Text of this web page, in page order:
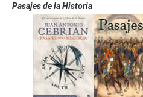
Pasajes de la Historia